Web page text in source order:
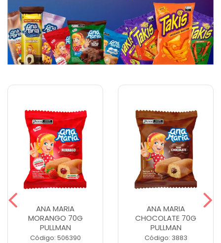
ANA MARIA
MORANGO 70G
PULLMAN
Código: 506390
ANA MARIA
CHOCOLATE 70G
PULLMAN
Código: 3883